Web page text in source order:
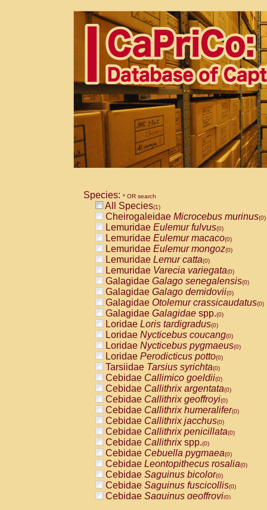
Species: * OR search
All Species(1)
Cheirogaleidae Microcebus murinus(0)
Lemuridae Eulemur fulvus(0)
Lemuridae Eulemur macaco(0)
Lemuridae Eulemur mongoz(0)
Lemuridae Lemur catta(0)
Lemuridae Varecia variegata(0)
Galagidae Galago senegalensis(0)
Galagidae Galago demidovii(0)
Galagidae Otolemur crassicaudatus(0)
Galagidae Galagidae spp.(0)
Loridae Loris tardigradus(0)
Loridae Nycticebus coucang(0)
Loridae Nycticebus pygmaeus(0)
Loridae Perodicticus potto(0)
Tarsiidae Tarsius syrichta(0)
Cebidae Callimico goeldii(0)
Cebidae Callithrix argentata(0)
Cebidae Callithrix geoffroyi(0)
Cebidae Callithrix humeralifer(0)
Cebidae Callithrix jacchus(0)
Cebidae Callithrix penicillata(0)
Cebidae Callithrixspp.(0)
Cebidae Cebuella pygmaea(0)
Cebidae Leontopithecus rosalia(0)
Cebidae Saguinus bicolor(0)
Cebidae Saguinus fuscicollis(0)
Cebidae Saguinus geoffroyi(0)